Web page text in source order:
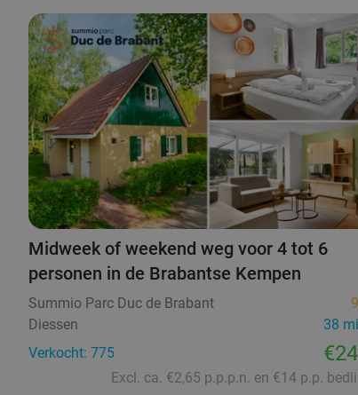
Midweek of weekend weg voor 4 tot 6
personen in de Brabantse Kempen
Summio Parc Duc de Brabant
Diessen
38
Verkocht: 775
Excl. ca. €2,65 p.p.p.n. en €14 p.p.